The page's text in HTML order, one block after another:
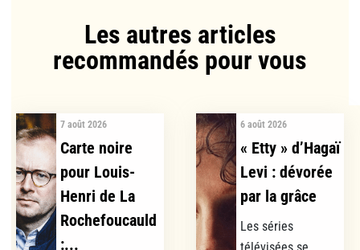
Les autres articles
recommandés pour vous​
7 août 2026
Carte noire
pour Louis-
Henri de La
Rochefoucauld
:...
6 août 2026
« Etty » d’Hagaï
Levi : dévorée
par la grâce
Les séries
télévisées se